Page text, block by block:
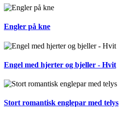
Engler på kne
Engel med hjerter og bjeller - Hvit
Stort romantisk englepar med telys